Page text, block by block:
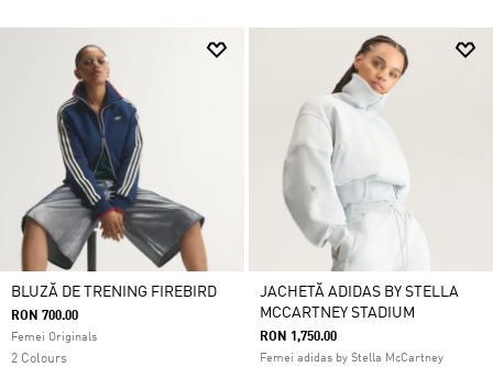
BLUZĂ DE TRENING FIREBIRD
RON 700.00
Femei Originals
2 Colours
JACHETĂ ADIDAS BY STELLA
MCCARTNEY STADIUM
RON 1,750.00
Femei adidas by Stella McCartney